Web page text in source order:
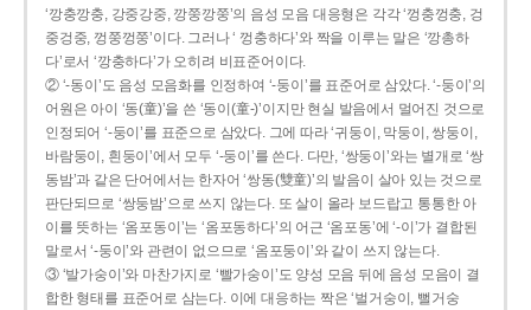
‘깡충깡충, 강중강중, 깡쭝깡쭝’의 음성 모음 대응형은 각각 ‘껑충껑충, 겅
중겅중, 껑쭝껑쭝’이다. 그러나 ‘ 껑충하다’와 짝을 이루는 말은 ‘깡총하
다’로서 ‘깡충하다’가 오히려 비표준어이다.
② ‘-동이’도 음성 모음화를 인정하여 ‘-둥이’를 표준어로 삼았다. ‘-둥이’의
어원은 아이 ‘동(童)’을 쓴 ‘동이(童-)’이지만 현실 발음에서 멀어진 것으로
인정되어 ‘-둥이’를 표준으로 삼았다. 그에 따라 ‘귀둥이, 막둥이, 쌍둥이,
바람둥이, 흰둥이’에서 모두 ‘-둥이’를 쓴다. 다만, ‘쌍둥이’와는 별개로 ‘쌍
동밤’과 같은 단어에서는 한자어 ‘쌍동(雙童)’의 발음이 살아 있는 것으로
판단되므로 ‘쌍둥밤’으로 쓰지 않는다. 또 살이 올라 보드랍고 통통한 아
이를 뜻하는 ‘옴포동이’는 ‘옴포동하다’의 어근 ‘옴포동’에 ‘-이’가 결합된
말로서 ‘-둥이’와 관련이 없으므로 ‘옴포둥이’와 같이 쓰지 않는다.
③ ‘발가숭이’와 마찬가지로 ‘빨가숭이’도 양성 모음 뒤에 음성 모음이 결
합한 형태를 표준어로 삼는다. 이에 대응하는 짝은 ‘벌거숭이, 뻘거숭